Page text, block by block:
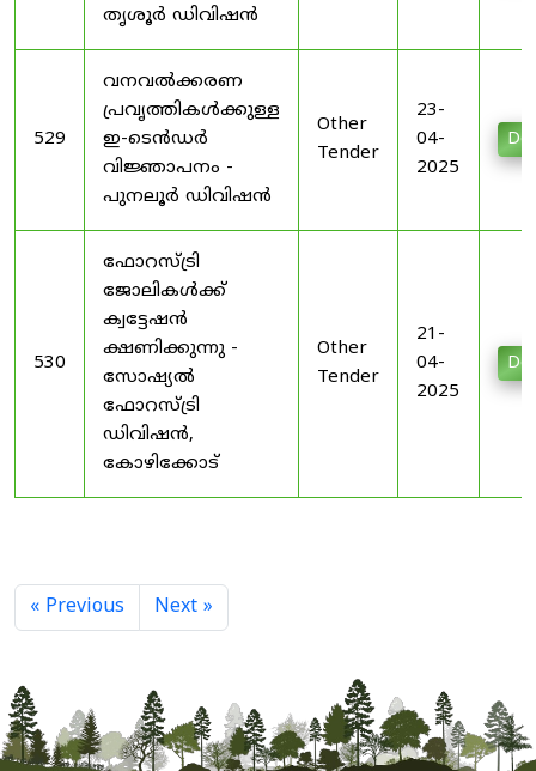
തൃശൂർ ഡിവിഷൻ
529
വനവൽക്കരണ
പ്രവൃത്തികൾക്കുള്ള
ഇ-ടെൻഡർ
വിജ്ഞാപനം -
പുനലൂർ ഡിവിഷൻ
Other
Tender
23-
04-
2025
530
ഫോറസ്ട്രി
ജോലികൾക്ക്
ക്വട്ടേഷൻ
ക്ഷണിക്കുന്നു -
സോഷ്യൽ
ഫോറസ്ട്രി
ഡിവിഷൻ,
കോഴിക്കോട്
Other
Tender
21-
04-
2025
« Previous Next »